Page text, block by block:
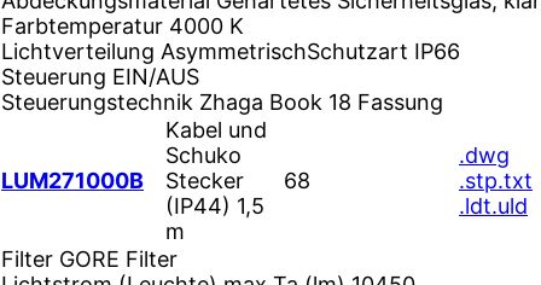
Farbtemperatur 4000 K
Lichtverteilung AsymmetrischSchutzart IP66
Steuerung EIN/AUS
Steuerungstechnik Zhaga Book 18 Fassung
LUM271000B
Kabel und
Schuko
Stecker
(IP44) 1,5
m
68
.dwg
.stp.txt
.ldt.uld
Filter GORE Filter